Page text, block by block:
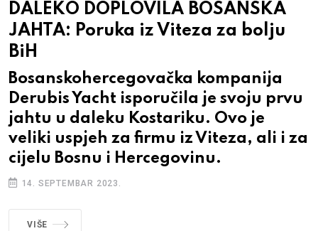
DALEKO DOPLOVILA BOSANSKA
JAHTA: Poruka iz Viteza za bolju
BiH
Bosanskohercegovačka kompanija
Derubis Yacht isporučila je svoju prvu
jahtu u daleku Kostariku. Ovo je
veliki uspjeh za firmu iz Viteza, ali i za
cijelu Bosnu i Hercegovinu.
14. SEPTEMBAR 2023.
VIŠE